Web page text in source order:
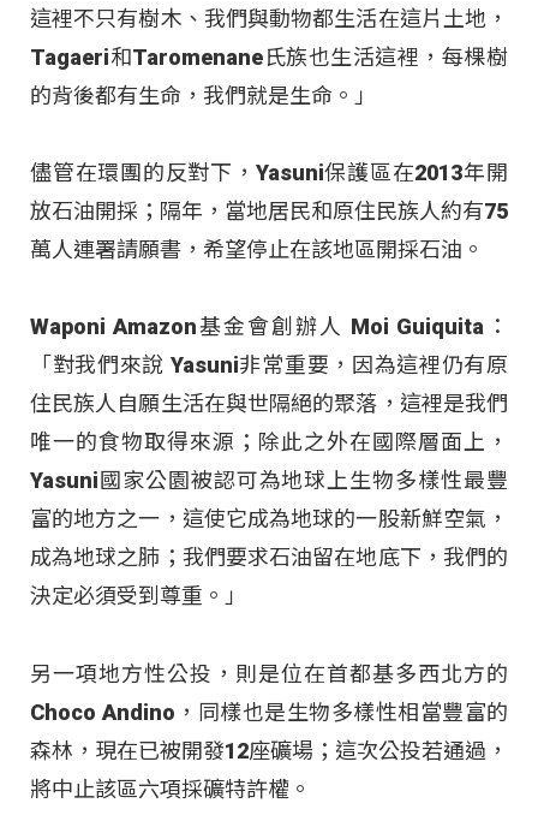
這裡不只有樹木、我們與動物都生活在這片土地，
Tagaeri和Taromenane氏族也生活這裡，每棵樹
的背後都有生命，我們就是生命。」
儘管在環團的反對下，Yasuni保護區在2013年開
放石油開採；隔年，當地居民和原住民族人約有75
萬人連署請願書，希望停止在該地區開採石油。
Waponi Amazon基金會創辦人 Moi Guiquita：
「對我們來說 Yasuni非常重要，因為這裡仍有原
住民族人自願生活在與世隔絕的聚落，這裡是我們
唯一的食物取得來源；除此之外在國際層面上，
Yasuni國家公園被認可為地球上生物多樣性最豐
富的地方之一，這使它成為地球的一股新鮮空氣，
成為地球之肺；我們要求石油留在地底下，我們的
決定必須受到尊重。」
另一項地方性公投，則是位在首都基多西北方的
Choco Andino，同樣也是生物多樣性相當豐富的
森林，現在已被開發12座礦場；這次公投若通過，
將中止該區六項採礦特許權。